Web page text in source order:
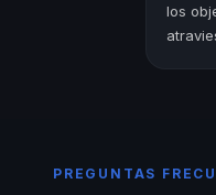
los
PREGUNTAS